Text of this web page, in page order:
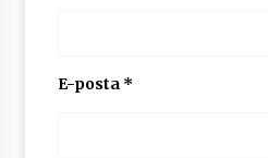
E-posta *